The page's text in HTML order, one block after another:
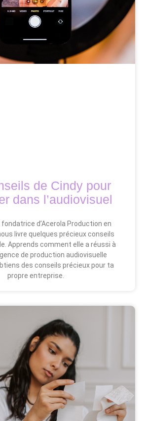
de Cindy pour
dans l’audiovisuel
fondatrice d’Acerola Production en
livre quelques précieux conseils
Apprends comment elle a réussi à
de production audiovisuelle
des conseils précieux pour ta
propre entreprise.